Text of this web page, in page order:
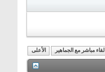
لقاء مباشر مع الجماهير الأعلى